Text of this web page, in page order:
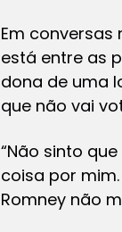
Em
está entre as
dona de uma
que não vai
“Não sinto
coisa por
Romney não